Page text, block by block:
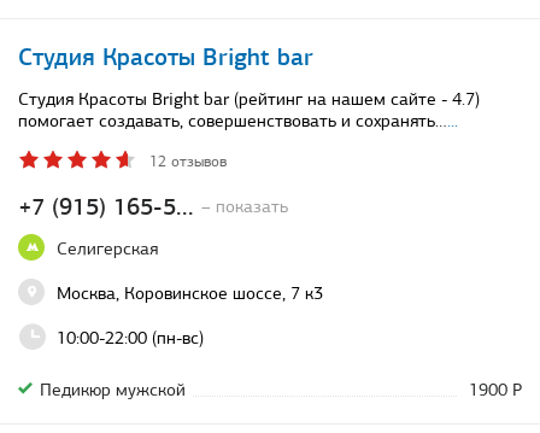
Студия Красоты Bright bar
+7 (915) 165-5... – показать
Селигерская
Москва, Коровинское шоссе, 7 к3
10:00-22:00 (пн-вс)
Студия Красоты Bright bar (рейтинг на нашем сайте - 4.7)
помогает создавать, совершенствовать и сохранять…...
12 отзывов
Педикюр мужской 1900 Р